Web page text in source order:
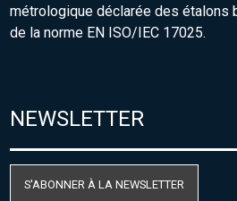
métrologique déclarée des étalons
de la norme EN ISO/IEC 17025.
NEWSLETTER
S'ABONNER À LA NEWSLETTER